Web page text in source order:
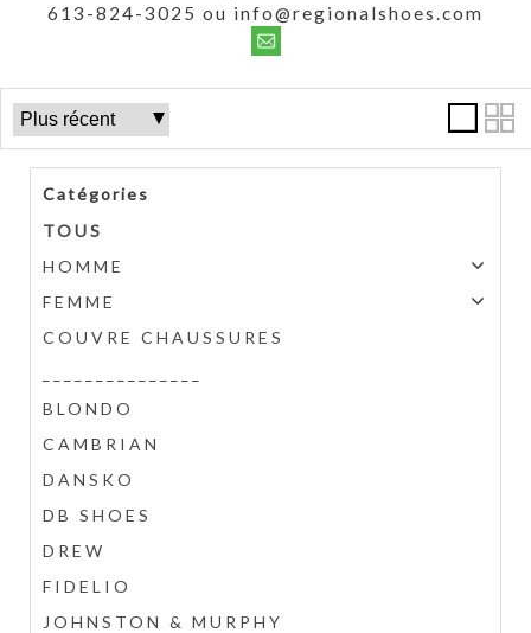
613-824-3025 ou info@regionalshoes.com
Catégories
TOUS
HOMME
FEMME
COUVRE CHAUSSURES
BLONDO
CAMBRIAN
DANSKO
DB SHOES
DREW
FIDELIO
JOHNSTON & MURPHY